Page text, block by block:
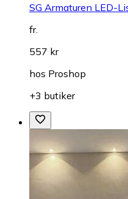
SG Armaturen LED-
fr.
557 kr
hos Proshop
+3 butiker